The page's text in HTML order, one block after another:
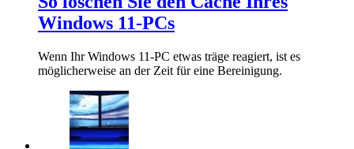
Windows 11-PCs
Wenn Ihr Windows 11-PC etwas träge reagiert, ist es
möglicherweise an der Zeit für eine Bereinigung.